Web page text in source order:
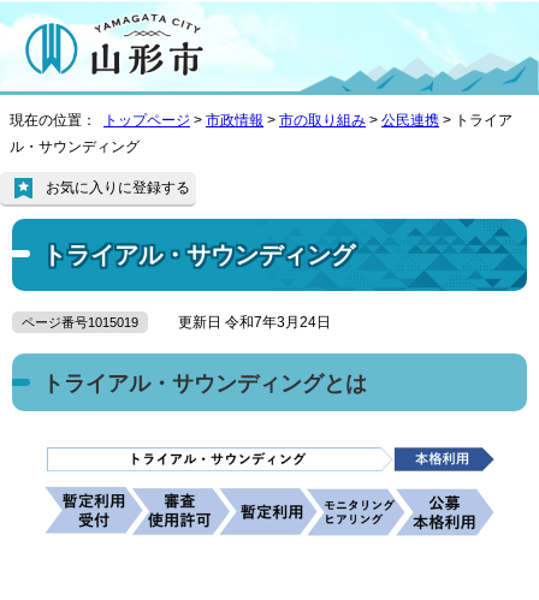
現在の位置： トップページ > 市政情報 > 市の取り組み > 公民連携 > トライア
ル・サウンディング
トライアル・サウンディング
お気に入りに登録する
ページ番号1015019 更新日 令和7年3月24日
トライアル・サウンディングとは